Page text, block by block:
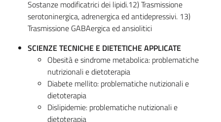
Sostanze modificatrici dei lipidi.12) Trasmissione
serotoninergica, adrenergica ed antidepressivi. 13)
Trasmissione GABAergica ed ansiolitici
SCIENZE TECNICHE E DIETETICHE APPLICATE
Obesità e sindrome metabolica: problematiche
nutrizionali e dietoterapia
Diabete mellito: problematiche nutizionali e
dietoterapia
Dislipidemie: problematiche nutizionali e
dietoterapia